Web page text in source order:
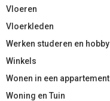
Vloeren
Vloerkleden
Werken studeren en hobby
Winkels
Wonen in een appartement
Woning en Tuin